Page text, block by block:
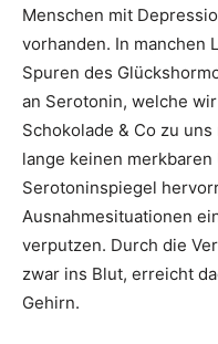
Menschen mit
vorhanden. In manchen
Spuren des
an Serotonin, welche
Schokolade & Co zu
lange keinen
Serotoninspiegel
Ausnahmesituationen
verputzen. Durch die
zwar ins Blut, erreicht
Gehirn.